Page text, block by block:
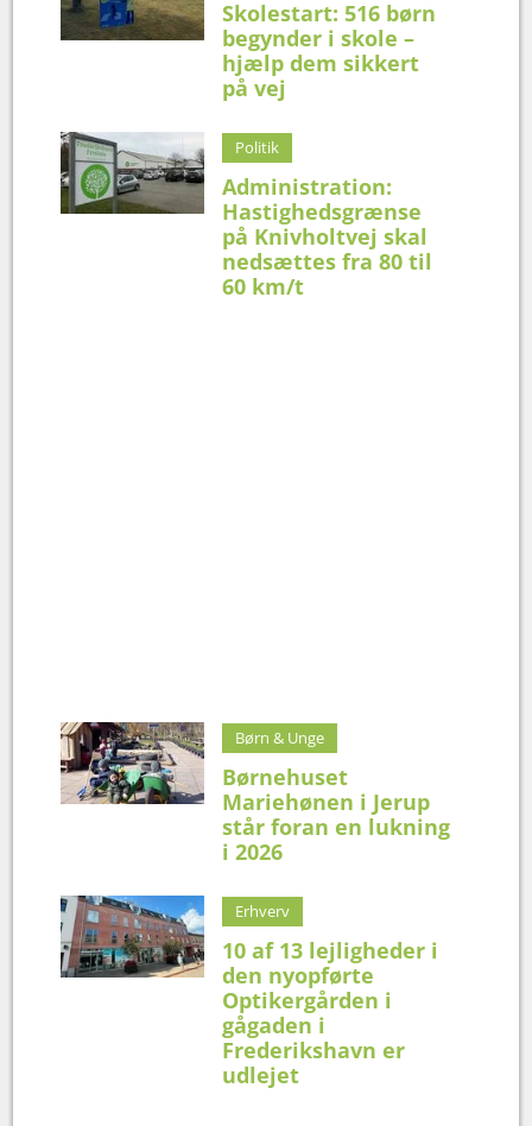
Skolestart: 516 børn
begynder i skole –
hjælp dem sikkert
på vej
Politik
Administration:
Hastighedsgrænse
på Knivholtvej skal
nedsættes fra 80 til
60 km/t
Børn & Unge
Børnehuset
Mariehønen i Jerup
står foran en lukning
i 2026
Erhverv
10 af 13 lejligheder i
den nyopførte
Optikergården i
gågaden i
Frederikshavn er
udlejet